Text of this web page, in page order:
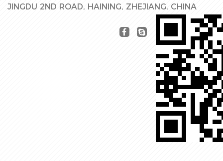
JINGDU 2ND ROAD, HAINING, ZHEJIANG, CHINA